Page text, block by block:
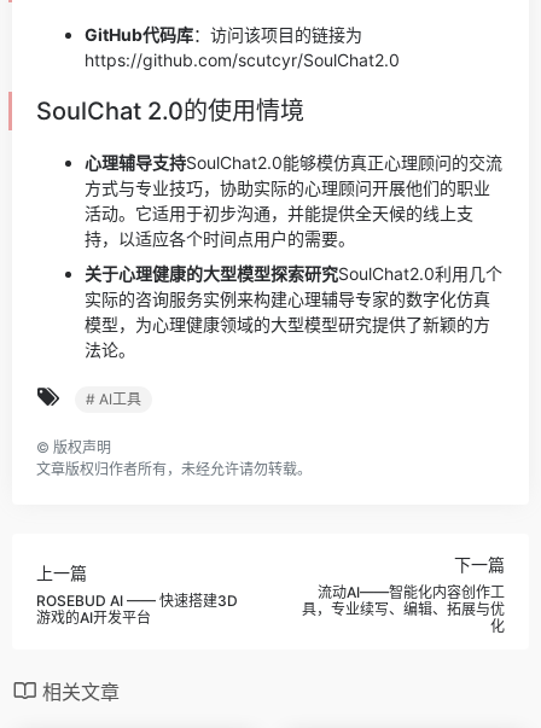
GitHub代码库：访问该项目的链接为
https://github.com/scutcyr/SoulChat2.0
SoulChat 2.0的使用情境
心理辅导支持SoulChat2.0能够模仿真正心理顾问的交流
方式与专业技巧，协助实际的心理顾问开展他们的职业
活动。它适用于初步沟通，并能提供全天候的线上支
持，以适应各个时间点用户的需要。
关于心理健康的大型模型探索研究SoulChat2.0利用几个
实际的咨询服务实例来构建心理辅导专家的数字化仿真
模型，为心理健康领域的大型模型研究提供了新颖的方
法论。
# AI工具
© 版权声明
文章版权归作者所有，未经允许请勿转载。
上一篇
ROSEBUD AI —— 快速搭建3D
游戏的AI开发平台
下一篇
流动AI——智能化内容创作工
具，专业续写、编辑、拓展与优
化
相关文章